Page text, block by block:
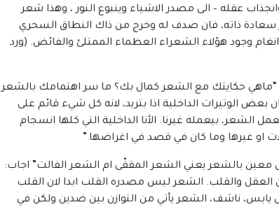
عقله – الى مصدر الاشياء وينبوع النور ، وهذا شعر
ذاته، فان صدف له وخرج من ذاك النطاق السحري
وجود هؤلاء الشعراء العظماء الممتلئ والفائض. (ورد
الاعلامي عادل مالك في اواخر العام 1976، ورداً على سؤال “ماهي حكايتك مع الشعر كمال بك؟ ما سر اهتمامك بالشعر
الوتيرات الداخلية اذا بتريد، لانه كل شيء قائم على
بيعمله غيرنا. الأنا الداخلية التي كلها انسجام
او غيرها وما كان في قصد في اغراضها.”
بالشعر يعني الشعر المقفّى ام الشعر الفالت” اجاب:
العقل والقلب. الشعر ليس مصدره القلب ابدا لان القلب
يابس، ناشف، الشعر يأتي من التوازن بين ضدين ولكن في